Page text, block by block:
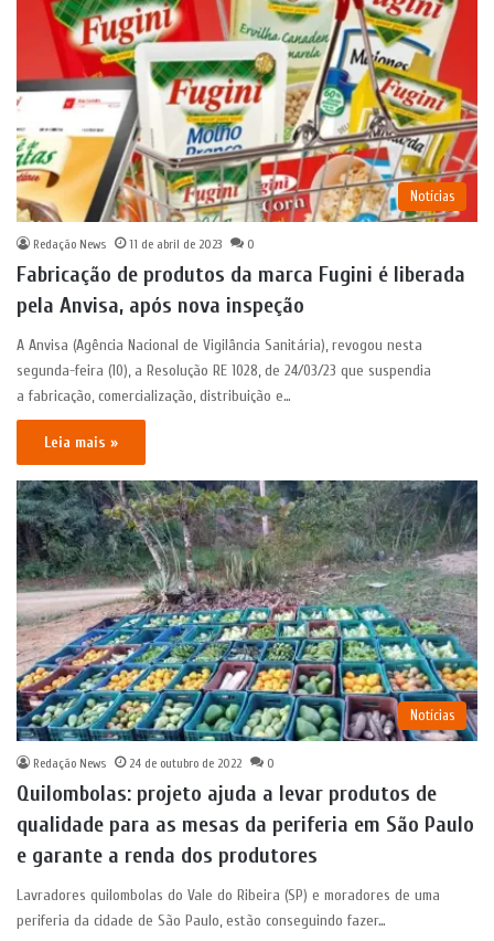
Notícias
Redação News 11 de abril de 2023 0
Fabricação de produtos da marca Fugini é liberada
pela Anvisa, após nova inspeção
A Anvisa (Agência Nacional de Vigilância Sanitária), revogou nesta
segunda-feira (10), a Resolução RE 1028, de 24/03/23 que suspendia
a fabricação, comercialização, distribuição e…
Leia mais »
Notícias
Redação News 24 de outubro de 2022 0
Quilombolas: projeto ajuda a levar produtos de
qualidade para as mesas da periferia em São Paulo
e garante a renda dos produtores
Lavradores quilombolas do Vale do Ribeira (SP) e moradores de uma
periferia da cidade de São Paulo, estão conseguindo fazer…